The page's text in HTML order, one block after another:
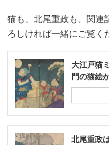
猫も、北尾重政も、関連
ろしければ一緒にご覧く
大江戸猫
門の猫絵
北尾重政